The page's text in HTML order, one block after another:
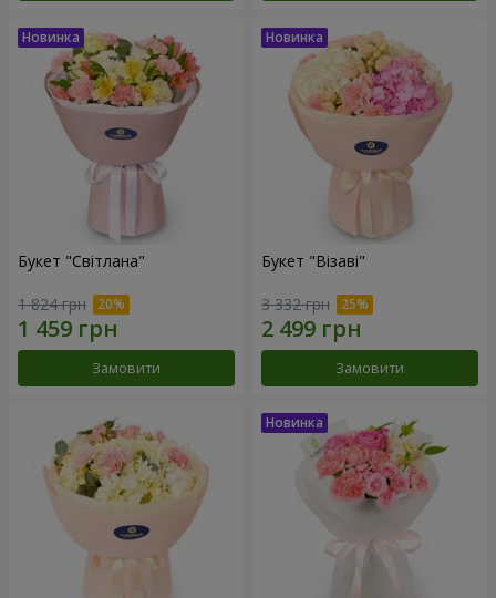
Букет "Світлана"
1 824 грн
Замовити
Букет "Візаві"
3 332 грн
Замовити